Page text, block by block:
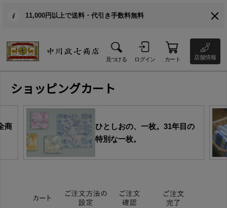
11,000円以上で送料・代引き手数料無料
見つける ログイン カート 店舗情報
ショッピングカート
商
ひとしおの、一枚。31年目の
特別な一枚。